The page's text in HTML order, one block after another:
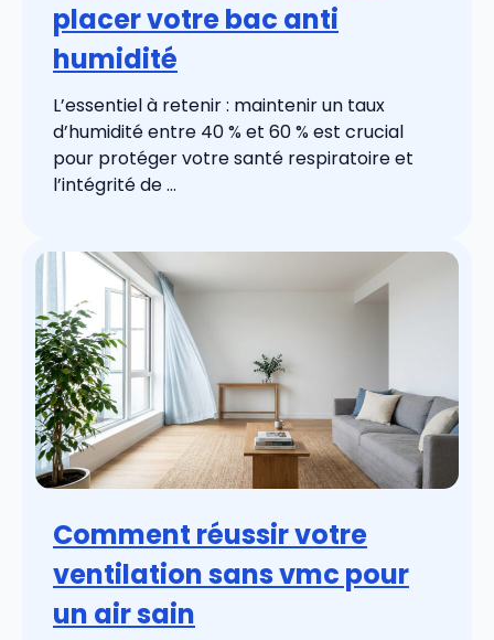
placer votre bac anti
humidité
L’essentiel à retenir : maintenir un taux
d’humidité entre 40 % et 60 % est crucial
pour protéger votre santé respiratoire et
l’intégrité de ...
Comment réussir votre
ventilation sans vmc pour
un air sain